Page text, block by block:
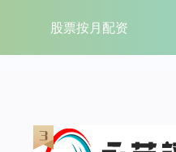
股票按月配资